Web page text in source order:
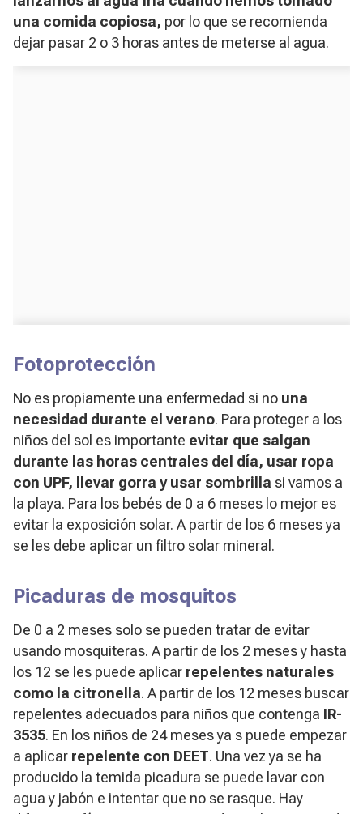
una comida copiosa, por lo que se recomienda
dejar pasar 2 o 3 horas antes de meterse al agua.
Fotoprotección
No es propiamente una enfermedad si no una
necesidad durante el verano. Para proteger a los
niños del sol es importante evitar que salgan
durante las horas centrales del día, usar ropa
con UPF, llevar gorra y usar sombrilla si vamos a
la playa. Para los bebés de 0 a 6 meses lo mejor es
evitar la exposición solar. A partir de los 6 meses ya
se les debe aplicar un filtro solar mineral.
Picaduras de mosquitos
De 0 a 2 meses solo se pueden tratar de evitar
usando mosquiteras. A partir de los 2 meses y hasta
los 12 se les puede aplicar repelentes naturales
como la citronella. A partir de los 12 meses buscar
repelentes adecuados para niños que contenga IR-
3535. En los niños de 24 meses ya s puede empezar
a aplicar repelente con DEET. Una vez ya se ha
producido la temida picadura se puede lavar con
agua y jabón e intentar que no se rasque. Hay